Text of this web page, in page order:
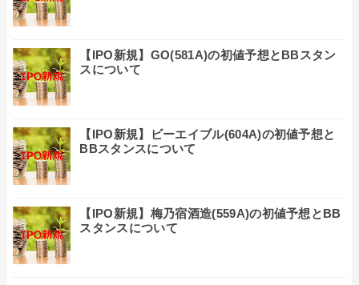
【IPO新規】GO(581A)の初値予想とBBスタン
スについて
【IPO新規】ビーエイブル(604A)の初値予想と
BBスタンスについて
【IPO新規】梅乃宿酒造(559A)の初値予想とBB
スタンスについて